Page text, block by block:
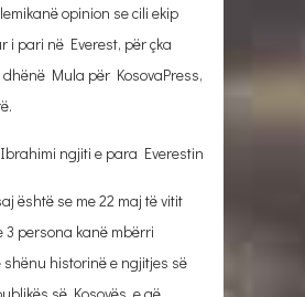
opinion se cili ekip
i pari në Everest, për çka
Mula për KosovaPress,
ngjiti e para Everestin
është se me 22 maj të vitit
3 persona kanë mbërri
shënu historinë e ngjitjes së